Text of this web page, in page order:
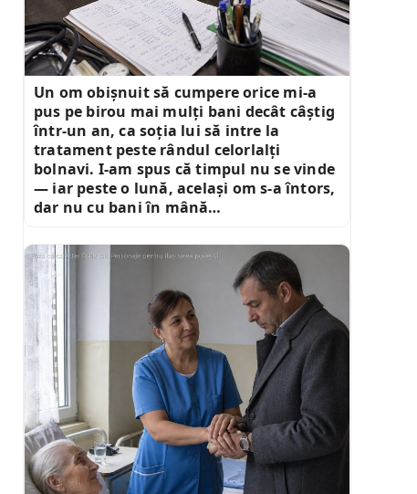
Un om obișnuit să cumpere orice mi-a
pus pe birou mai mulți bani decât câștig
într-un an, ca soția lui să intre la
tratament peste rândul celorlalți
bolnavi. I-am spus că timpul nu se vinde
— iar peste o lună, același om s-a întors,
dar nu cu bani în mână…